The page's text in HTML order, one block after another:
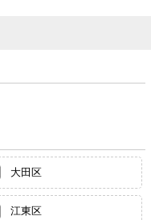
大田区
江東区